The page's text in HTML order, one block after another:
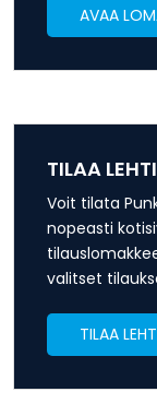
AVAA
TILAA LEHTI
Voit tilata
nopeasti
valitset
TILAA